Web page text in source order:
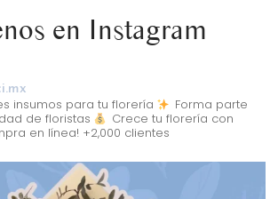
en Instagram
insumos para tu florería
Forma parte
de floristas
Crece tu florería con
en línea! +2,000 clientes